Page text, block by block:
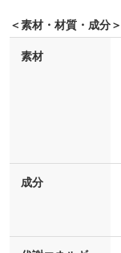
＜素材・材質・成分＞
素材
成分